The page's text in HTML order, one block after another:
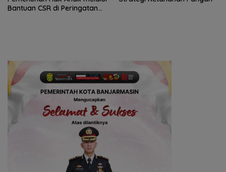
Bantuan CSR di Peringatan